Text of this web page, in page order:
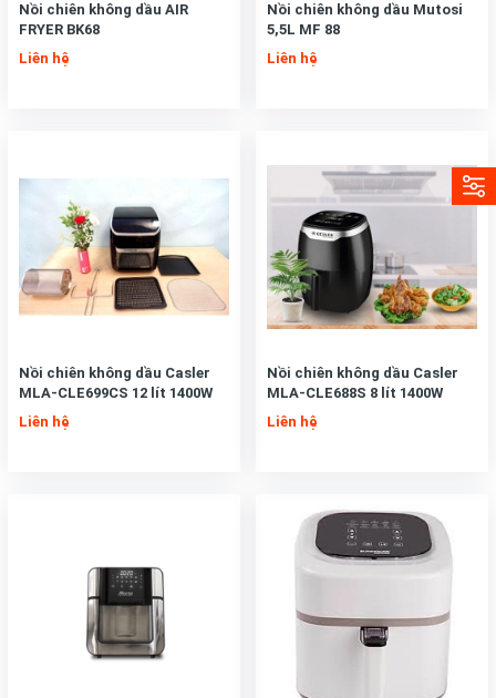
Nồi chiên không dầu AIR
FRYER BK68
Liên hệ
Nồi chiên không dầu Mutosi
5,5L MF 88
Liên hệ
Nồi chiên không dầu Casler
MLA-CLE699CS 12 lít 1400W
Liên hệ
Nồi chiên không dầu Casler
MLA-CLE688S 8 lít 1400W
Liên hệ